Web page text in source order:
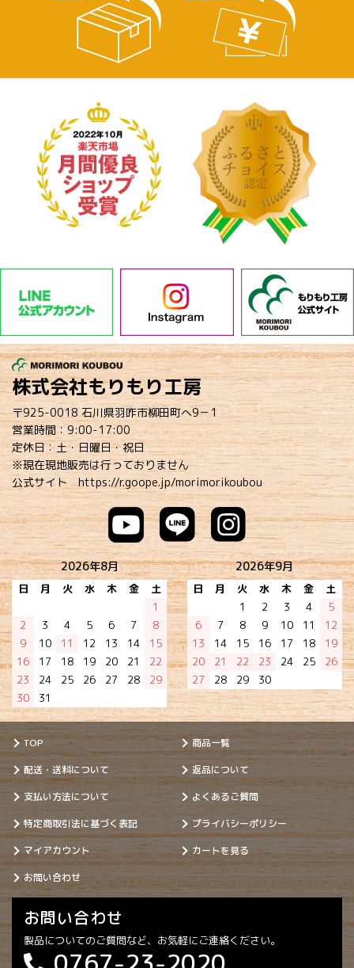
株式会社もりもり工房
〒925-0018 石川県羽咋市柳田町へ9－1
営業時間：9:00-17:00
定休日：土・日曜日・祝日
※現在現地販売は行っておりません
公式サイトhttps://r.goope.jp/morimorikoubou
2026年8月
日 月 火 水 木 金
土
1
2
3 4 5 6 7
8
9
10 11 12 13 14
15
16
17 18 19 20 21
22
23
24 25 26 27 28
29
30
31
2026年9月
日 月 火 水 木 金
土
1
2 3 4
5
6
7 8 9 10 11
12
13
14 15 16 17 18
19
20
21 22 23 24 25
26
27
28 29 30
TOP
商品一覧
配送・送料について
返品について
支払い方法について
よくあるご質問
特定商取引法に基づく表記
プライバシーポリシー
マイアカウント
カートを見る
お問い合わせ
お問い合わせ
製品についてのご質問など、お気軽にご連絡ください。